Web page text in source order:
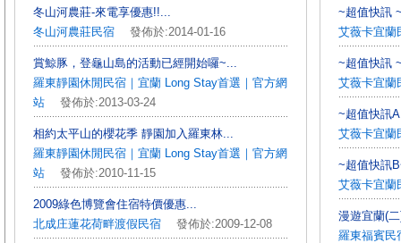
冬山河農莊-來電享優惠!!...
冬山河農莊民宿 發佈於:2014-01-16
賞鯨豚，登龜山島的活動已經開始囉~...
羅東靜園休閒民宿｜宜蘭 Long Stay首選｜官方網
站 發佈於:2013-03-24
相約太平山的櫻花季 靜園加入羅東林...
羅東靜園休閒民宿｜宜蘭 Long Stay首選｜官方網
站 發佈於:2010-11-15
2009綠色博覽會住宿特價優惠...
北成庄蓮花荷畔渡假民宿 發佈於:2009-12-08
~超值快訊
艾薇卡宜蘭
~超值快訊
艾薇卡宜蘭
~超值快訊
艾薇卡宜蘭
~超值快訊
艾薇卡宜蘭
漫遊宜蘭(
羅東福賓